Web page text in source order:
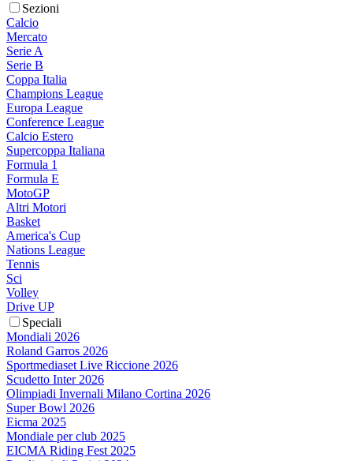
Sezioni
Calcio
Mercato
Serie A
Serie B
Coppa Italia
Champions League
Europa League
Conference League
Calcio Estero
Supercoppa Italiana
Formula 1
Formula E
MotoGP
Altri Motori
Basket
America's Cup
Nations League
Tennis
Sci
Volley
Drive UP
Speciali
Mondiali 2026
Roland Garros 2026
Sportmediaset Live Riccione 2026
Scudetto Inter 2026
Olimpiadi Invernali Milano Cortina 2026
Super Bowl 2026
Eicma 2025
Mondiale per club 2025
EICMA Riding Fest 2025